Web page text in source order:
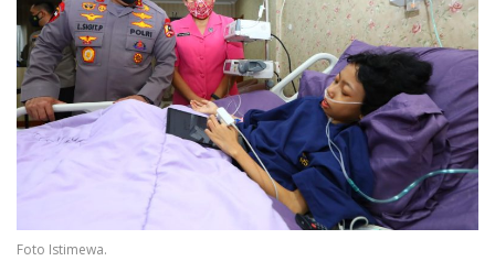
Foto Istimewa.